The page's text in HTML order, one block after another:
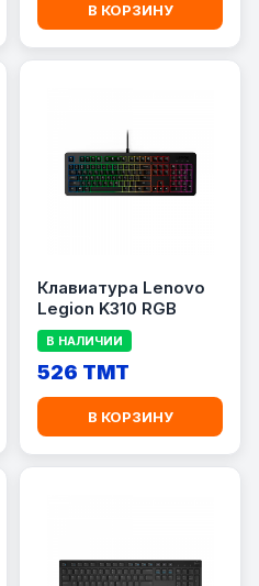
В КОРЗИНУ
Клавиатура Lenovo
Legion K310 RGB
В НАЛИЧИИ
526 TMT
В КОРЗИНУ